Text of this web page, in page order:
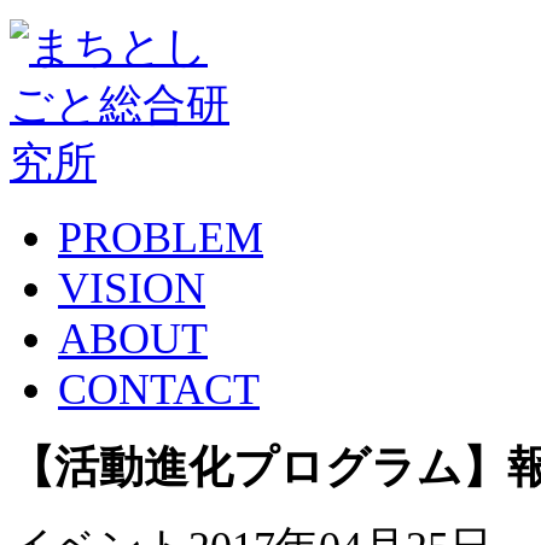
PROBLEM
VISION
ABOUT
CONTACT
【活動進化プログラム】